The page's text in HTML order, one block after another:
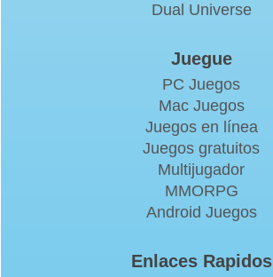
Dual Universe
Juegue
PC Juegos
Mac Juegos
Juegos en línea
Juegos gratuitos
Multijugador
MMORPG
Android Juegos
Enlaces Rapidos